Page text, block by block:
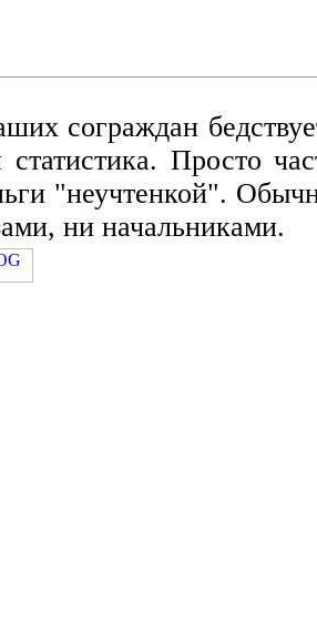
сограждан
статистика. Просто
"неучтенкой".
ни начальниками.